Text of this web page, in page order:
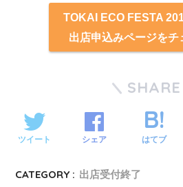
TOKAI ECO FESTA
出店申込みページをチ
SHARE
ツイート シェア はてブ
CATEGORY : 出店受付終了